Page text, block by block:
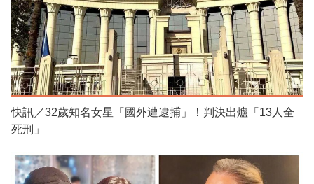
快訊／32歲知名女星「國外遭逮捕」！判決出爐「13人全
死刑」